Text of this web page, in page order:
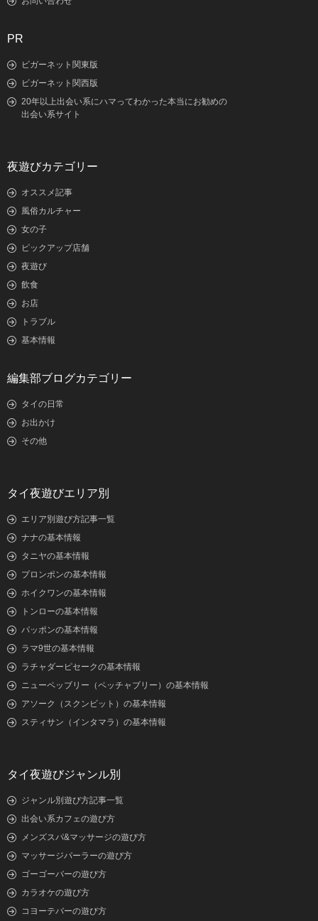
PR
ビガーネット関東版
ビガーネット関西版
20年以上出会い系にハマってわかった本当にお勧めの
出会い系サイト
夜遊びカテゴリー
オススメ記事
風俗カルチャー
女の子
ピックアップ店舗
夜遊び
飲食
お店
トラブル
基本情報
編集部ブログカテゴリー
タイの日常
お出かけ
その他
タイ夜遊びエリア別
エリア別遊び方記事一覧
ナナの基本情報
タニヤの基本情報
プロンポンの基本情報
ホイクワンの基本情報
トンローの基本情報
パッポンの基本情報
ラマ9世の基本情報
ラチャダーピセークの基本情報
ニューペッブリー（ペッチャブリー）の基本情報
アソーク（スクンビット）の基本情報
スティサン（インタマラ）の基本情報
タイ夜遊びジャンル別
ジャンル別遊び方記事一覧
出会い系カフェの遊び方
メンズスパ&マッサージの遊び方
マッサージパーラーの遊び方
ゴーゴーバーの遊び方
カラオケの遊び方
コヨーテバーの遊び方